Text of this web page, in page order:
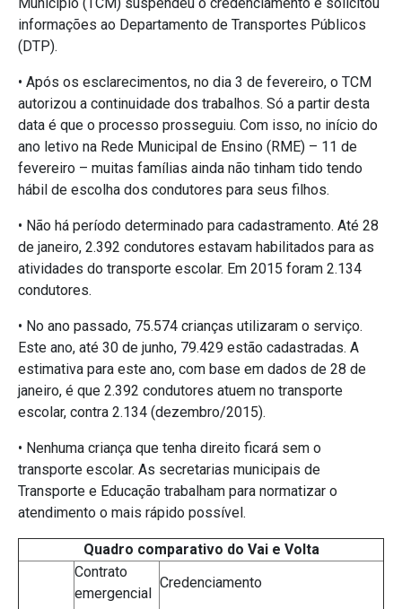
informações ao Departamento de Transportes Públicos
(DTP).
• Após os esclarecimentos, no dia 3 de fevereiro, o TCM
autorizou a continuidade dos trabalhos. Só a partir desta
data é que o processo prosseguiu. Com isso, no início do
ano letivo na Rede Municipal de Ensino (RME) – 11 de
fevereiro – muitas famílias ainda não tinham tido tendo
hábil de escolha dos condutores para seus filhos.
• Não há período determinado para cadastramento. Até 28
de janeiro, 2.392 condutores estavam habilitados para as
atividades do transporte escolar. Em 2015 foram 2.134
condutores.
• No ano passado, 75.574 crianças utilizaram o serviço.
Este ano, até 30 de junho, 79.429 estão cadastradas. A
estimativa para este ano, com base em dados de 28 de
janeiro, é que 2.392 condutores atuem no transporte
escolar, contra 2.134 (dezembro/2015).
• Nenhuma criança que tenha direito ficará sem o
transporte escolar. As secretarias municipais de
Transporte e Educação trabalham para normatizar o
atendimento o mais rápido possível.
Quadro comparativo do Vai e Volta
Contrato
emergencial
Credenciamento